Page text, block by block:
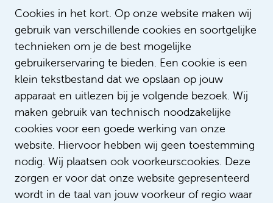
Cookies in het kort. Op onze website maken wij
gebruik van verschillende cookies en soortgelijke
technieken om je de best mogelijke
gebruikerservaring te bieden. Een cookie is een
klein tekstbestand dat we opslaan op jouw
apparaat en uitlezen bij je volgende bezoek. Wij
maken gebruik van technisch noodzakelijke
cookies voor een goede werking van onze
website. Hiervoor hebben wij geen toestemming
nodig. Wij plaatsen ook voorkeurscookies. Deze
zorgen er voor dat onze website gepresenteerd
wordt in de taal van jouw voorkeur of regio waar
Leer ons nog beter kennen
Over het Emma